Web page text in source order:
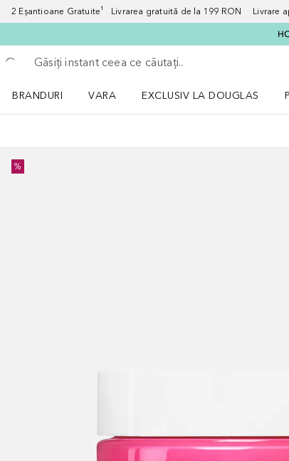
2 Eșantioane Gratuite¹ Livrarea gratuită de la 199 RON Livrare
Înapoi
Executați căutarea
BRANDURI
VARA
EXCLUSIV LA DOUGLAS
%